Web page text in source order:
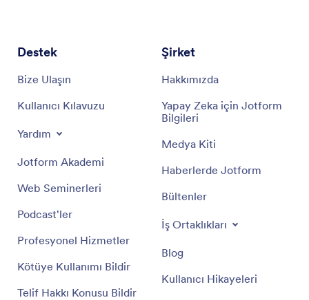
Destek
Bize Ulaşın
Kullanıcı Kılavuzu
Yardım
Jotform Akademi
Web Seminerleri
Podcast'ler
Profesyonel Hizmetler
Kötüye Kullanımı Bildir
Telif Hakkı Konusu Bildir
Şirket
Hakkımızda
Yapay Zeka için Jotform
Bilgileri
Medya Kiti
Haberlerde Jotform
Bültenler
İş Ortaklıkları
Blog
Kullanıcı Hikayeleri